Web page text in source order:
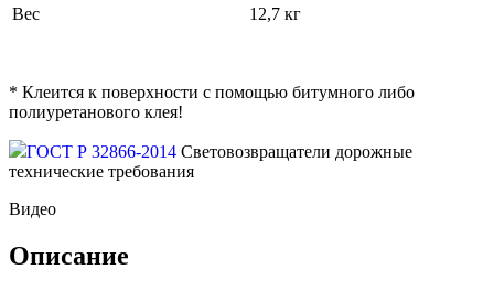
Вес
12,7 кг
* Клеится к поверхности с помощью битумного либо
полиуретанового клея!
ГОСТ Р 32866-2014 Световозвращатели дорожные
технические требования
Видео
Описание